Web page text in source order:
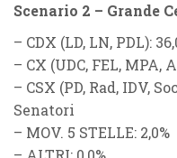
Scenario 2 – Grande
– CDX (LD, LN, PDL):
– CX (UDC, FEL, MPA,
– CSX (PD, Rad, IDV,
Senatori
– MOV. 5 STELLE: 2,0%